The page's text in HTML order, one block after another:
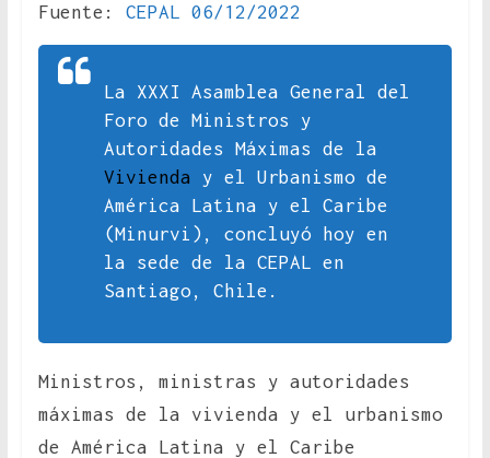
Fuente: CEPAL 06/12/2022
La XXXI Asamblea General del
Foro de Ministros y
Autoridades Máximas de la
Vivienda y el Urbanismo de
América Latina y el Caribe
(Minurvi), concluyó hoy en
la sede de la CEPAL en
Santiago, Chile.
Ministros, ministras y autoridades
máximas de la vivienda y el urbanismo
de América Latina y el Caribe